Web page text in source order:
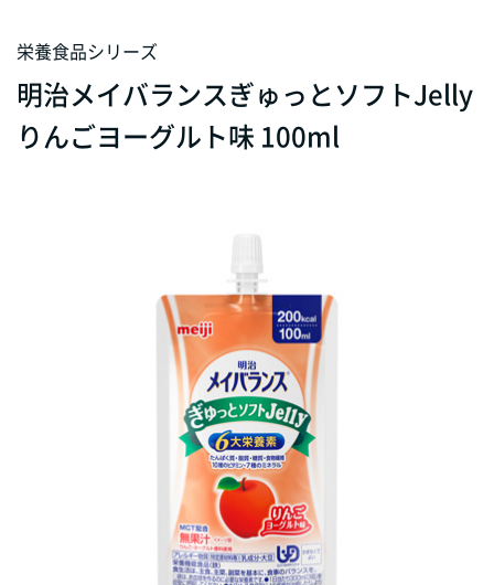
栄養食品シリーズ
明治メイバランスぎゅっとソフトJelly
りんごヨーグルト味 100ml